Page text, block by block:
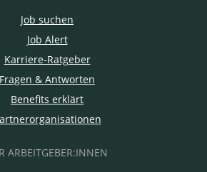
Job suchen
Job Alert
Karriere-Ratgeber
Fragen & Antworten
Benefits erklärt
ARBEITGEBER:INNEN